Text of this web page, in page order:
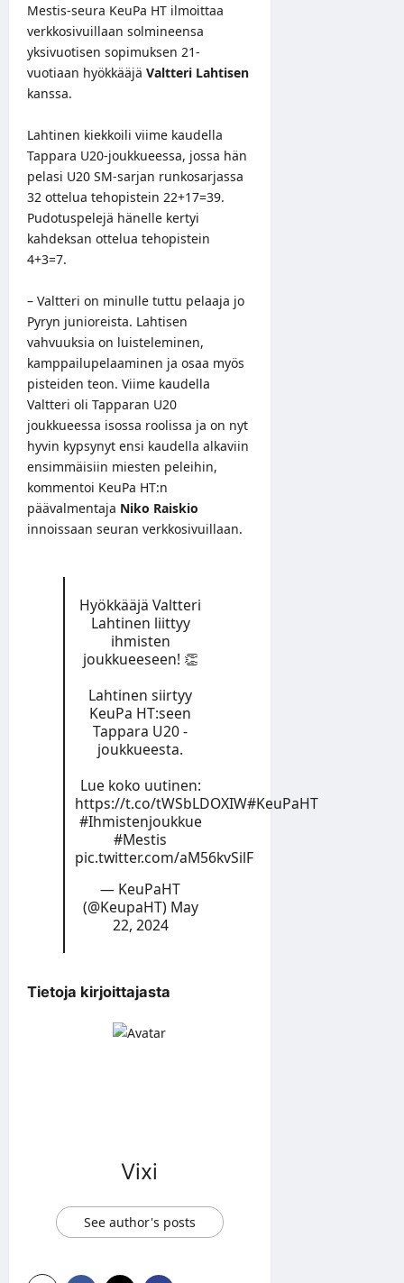
Mestis-seura KeuPa HT ilmoittaa
verkkosivuillaan solmineensa
yksivuotisen sopimuksen 21-
vuotiaan hyökkääjä Valtteri Lahtisen
kanssa.
Lahtinen kiekkoili viime kaudella
Tappara U20-joukkueessa, jossa hän
pelasi U20 SM-sarjan runkosarjassa
32 ottelua tehopistein 22+17=39.
Pudotuspelejä hänelle kertyi
kahdeksan ottelua tehopistein
4+3=7.
– Valtteri on minulle tuttu pelaaja jo
Pyryn junioreista. Lahtisen
vahvuuksia on luisteleminen,
kamppailupelaaminen ja osaa myös
pisteiden teon. Viime kaudella
Valtteri oli Tapparan U20
joukkueessa isossa roolissa ja on nyt
hyvin kypsynyt ensi kaudella alkaviin
ensimmäisiin miesten peleihin,
kommentoi KeuPa HT:n
päävalmentaja Niko Raiskio
innoissaan seuran verkkosivuillaan.
Hyökkääjä Valtteri
Lahtinen liittyy
ihmisten
joukkueeseen! 👏
Lahtinen siirtyy
KeuPa HT:seen
Tappara U20 -
joukkueesta.
Lue koko uutinen:
https://t.co/tWSbLDOXIW#KeuPaHT
#Ihmistenjoukkue
#Mestis
pic.twitter.com/aM56kvSilF
— KeuPaHT
(@KeupaHT) May
22, 2024
Tietoja kirjoittajasta
Vixi
See author's posts